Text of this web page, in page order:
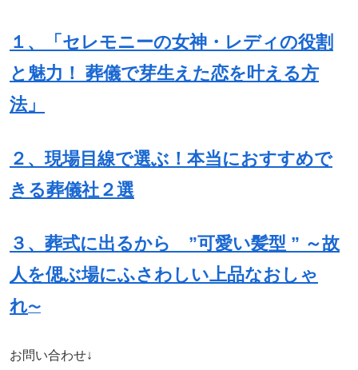
１、「セレモニーの女神・レディの役割
と魅力！ 葬儀で芽生えた恋を叶える方
法」
２、現場目線で選ぶ！本当におすすめで
きる葬儀社２選
３、葬式に出るから ”可愛い髪型 ” ～故
人を偲ぶ場にふさわしい上品なおしゃ
れ〜
お問い合わせ↓